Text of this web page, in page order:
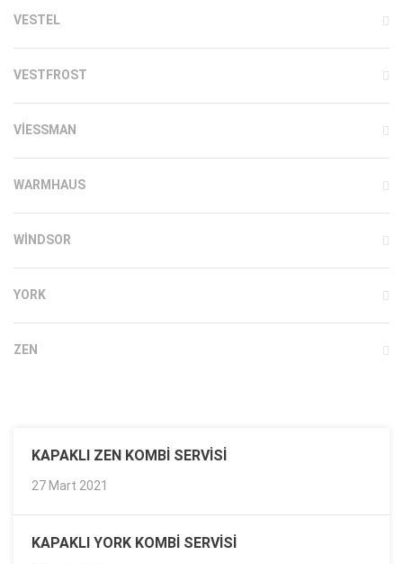
VESTEL
VESTFROST
VIESSMAN
WARMHAUS
WINDSOR
YORK
ZEN
KAPAKLI ZEN KOMBI SERVISI
27 Mart 2021
KAPAKLI YORK KOMBI SERVISI